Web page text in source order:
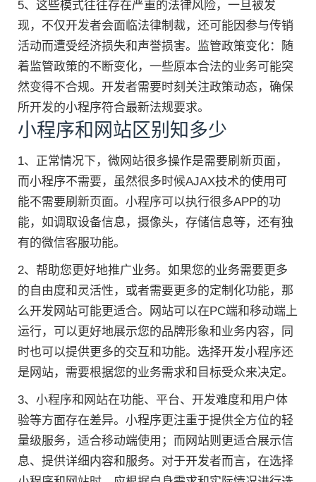
5、这些模式往往存在严重的法律风险，一旦被发
现，不仅开发者会面临法律制裁，还可能因参与传销
活动而遭受经济损失和声誉损害。监管政策变化：随
着监管政策的不断变化，一些原本合法的业务可能突
然变得不合规。开发者需要时刻关注政策动态，确保
所开发的小程序符合最新法规要求。
小程序和网站区别知多少
1、正常情况下，微网站很多操作是需要刷新页面，
而小程序不需要，虽然很多时候AJAX技术的使用可
能不需要刷新页面。小程序可以执行很多APP的功
能，如调取设备信息，摄像头，存储信息等，还有独
有的微信客服功能。
2、帮助您更好地推广业务。如果您的业务需要更多
的自由度和灵活性，或者需要更多的定制化功能，那
么开发网站可能更适合。网站可以在PC端和移动端上
运行，可以更好地展示您的品牌形象和业务内容，同
时也可以提供更多的交互和功能。选择开发小程序还
是网站，需要根据您的业务需求和目标受众来决定。
3、小程序和网站在功能、平台、开发难度和用户体
验等方面存在差异。小程序更注重于提供全方位的轻
量级服务，适合移动端使用；而网站则更适合展示信
息、提供详细内容和服务。对于开发者而言，在选择